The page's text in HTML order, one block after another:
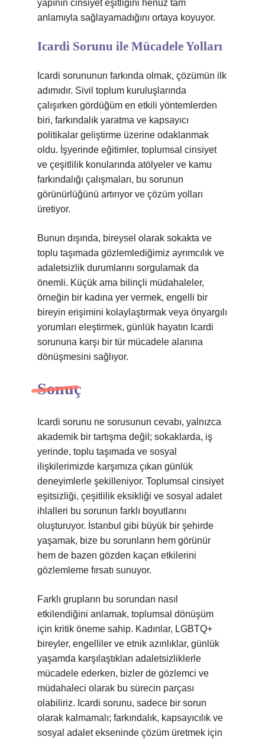
yapının cinsiyet eşitliğini henüz tam
anlamıyla sağlayamadığını ortaya koyuyor.
Icardi Sorunu ile Mücadele Yolları
Icardi sorununun farkında olmak, çözümün ilk
adımıdır. Sivil toplum kuruluşlarında
çalışırken gördüğüm en etkili yöntemlerden
biri, farkındalık yaratma ve kapsayıcı
politikalar geliştirme üzerine odaklanmak
oldu. İşyerinde eğitimler, toplumsal cinsiyet
ve çeşitlilik konularında atölyeler ve kamu
farkındalığı çalışmaları, bu sorunun
görünürlüğünü artırıyor ve çözüm yolları
üretiyor.
Bunun dışında, bireysel olarak sokakta ve
toplu taşımada gözlemlediğimiz ayrımcılık ve
adaletsizlik durumlarını sorgulamak da
önemli. Küçük ama bilinçli müdahaleler,
örneğin bir kadına yer vermek, engelli bir
bireyin erişimini kolaylaştırmak veya önyargılı
yorumları eleştirmek, günlük hayatın Icardi
sorununa karşı bir tür mücadele alanına
dönüşmesini sağlıyor.
Sonuç
Icardi sorunu ne sorusunun cevabı, yalnızca
akademik bir tartışma değil; sokaklarda, iş
yerinde, toplu taşımada ve sosyal
ilişkilerimizde karşımıza çıkan günlük
deneyimlerle şekilleniyor. Toplumsal cinsiyet
eşitsizliği, çeşitlilik eksikliği ve sosyal adalet
ihlalleri bu sorunun farklı boyutlarını
oluşturuyor. İstanbul gibi büyük bir şehirde
yaşamak, bize bu sorunların hem görünür
hem de bazen gözden kaçan etkilerini
gözlemleme fırsatı sunuyor.
Farklı grupların bu sorundan nasıl
etkilendiğini anlamak, toplumsal dönüşüm
için kritik öneme sahip. Kadınlar, LGBTQ+
bireyler, engelliler ve etnik azınlıklar, günlük
yaşamda karşılaştıkları adaletsizliklerle
mücadele ederken, bizler de gözlemci ve
müdahaleci olarak bu sürecin parçası
olabiliriz. Icardi sorunu, sadece bir sorun
olarak kalmamalı; farkındalık, kapsayıcılık ve
sosyal adalet ekseninde çözüm üretmek için